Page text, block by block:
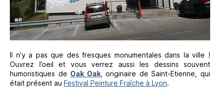
Il n’y a pas que des fresques monumentales dans la ville !
Ouvrez l’oeil et vous verrez aussi les dessins souvent
humoristiques de Oak Oak, originaire de Saint-Etienne, qui
était présent au Festival Peinture Fraîche à Lyon.